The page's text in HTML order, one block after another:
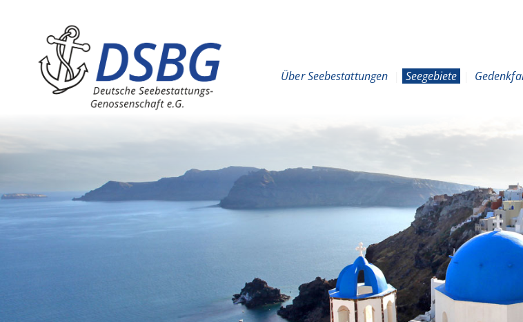
Hauptnavigation
Über Seebestattungen Seegebiete